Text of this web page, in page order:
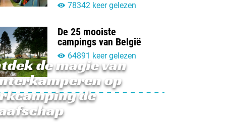
78342 keer gelezen
De 25 mooiste
campings van België
64891 keer gelezen
de magie van
op
de